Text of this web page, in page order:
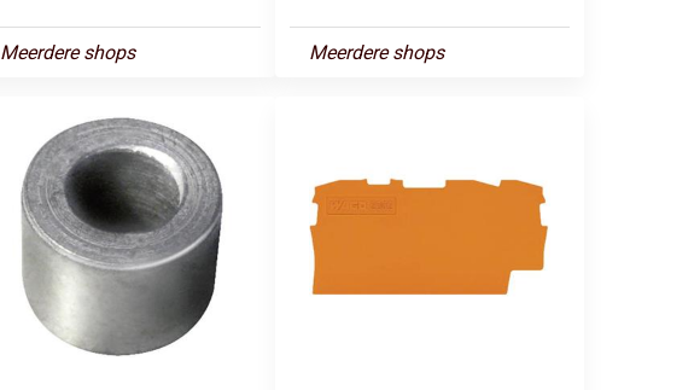
Meerdere shops Meerdere shops